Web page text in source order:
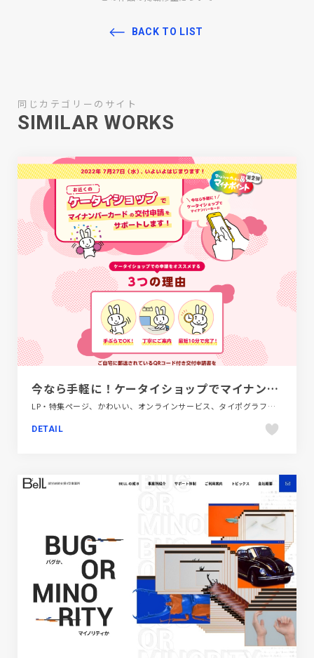
BACK TO LIST
同じカテゴリーのサイト
SIMILAR WORKS
今なら手軽に！ケータイショップでマイナンバーカード！
LP・特集ページ、かわいい、オンラインサービス、タイポグラフィー、ピンク系、フラットデザイン、ベージュ・ゴールド系、ポップ、地域・団体・活動
DETAIL